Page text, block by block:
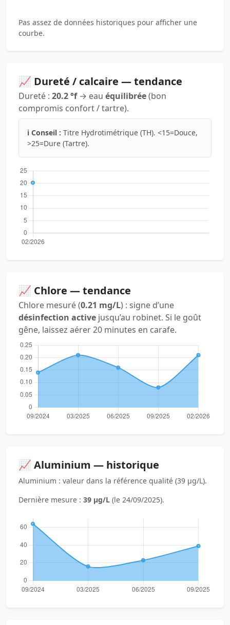
Pas assez de données historiques pour afficher une
courbe.
📈 Dureté / calcaire — tendance
Dureté : 20.2 °f→ eau équilibrée(bon
compromis confort / tartre).
ℹ️ Conseil : Titre Hydrotimétrique (TH). <15=Douce,
>25=Dure (Tartre).
📈 Chlore — tendance
Chlore mesuré (0.21 mg/L) : signe d’une
désinfection active jusqu’au robinet. Si le goût
gêne, laissez aérer 20 minutes en carafe.
📈 Aluminium — historique
Aluminium : valeur dans la référence qualité (39 µg/L).
Dernière mesure : 39 µg/L (le 24/09/2025).